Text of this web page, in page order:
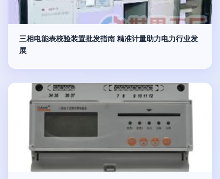
三相电能表校验装置批发指南 精准计量助力电力行业发
展